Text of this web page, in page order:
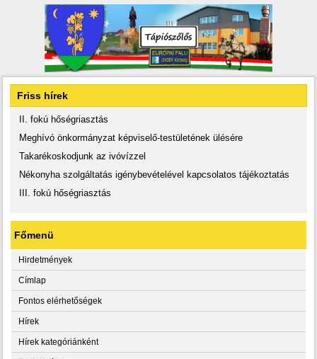
Friss hírek
II. fokú hőségriasztás
Meghívó önkormányzat képviselő-testületének ülésére
Takarékoskodjunk az ivóvízzel
Nékonyha szolgáltatás igénybevételével kapcsolatos tájékoztatás
III. fokú hőségriasztás
Főmenü
Hirdetmények
Címlap
Fontos elérhetőségek
Hírek
Hírek kategóriánként